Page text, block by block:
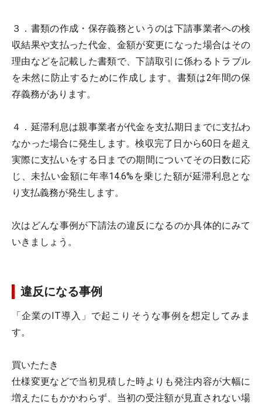
３．書類の作成・保存義務というのは下請事業者への検
収結果や支払った代金、金額が変更になった場合はその
理由などを記載した書類で、下請取引に係わるトラブル
を未然に防止するために作成します。書類は2年間の保
存義務があります。
４．延滞利息は親事業者が代金を支払期日までに支払わ
なかった場合に発生します。検収完了日から60日を超え
実際に支払いをする日までの期間についてその日数に応
じ、未払い金額に年率14.6%を乗じた額が延滞利息とな
り支払義務が発生します。
次はどんな事例が下請法の違反になるのか具体的にみて
いきましょう。
違反になる事例
「企業のIT導入」で起こりそうな事例を想定してみま
す。
買いたたき
仕様変更などで当初見積した時よりも発注内容が大幅に
増えたにもかかわらず、当初の受注額が見直されない場